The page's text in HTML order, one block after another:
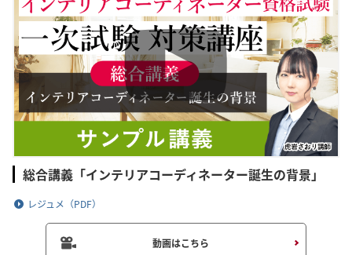
総合講義「インテリアコーディネーター誕生の背景」
レジュメ（PDF）
動画はこちら